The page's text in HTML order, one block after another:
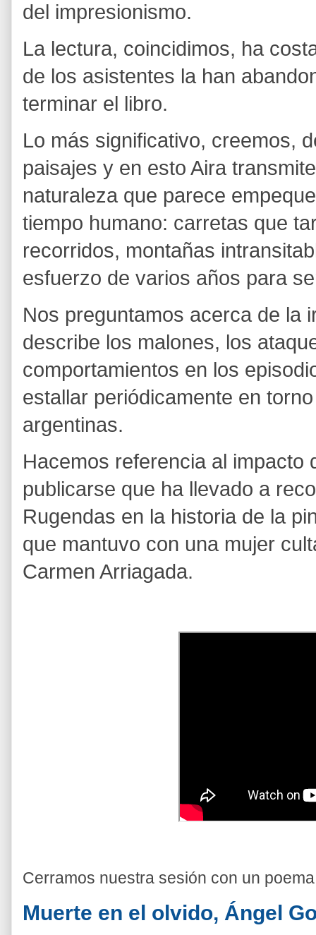
del impresionismo.
La lectura, coincidimos, ha
de los asistentes la han
terminar el libro.
Lo más significativo, creemos,
paisajes y en esto Aira
naturaleza que parece
tiempo humano: carretas que
recorridos, montañas
esfuerzo de varios años para
Nos preguntamos acerca de la
describe los malones, los
comportamientos en los
estallar periódicamente en
argentinas.
Hacemos referencia al impacto
publicarse que ha llevado a
Rugendas en la historia de la
que mantuvo con una mujer
Carmen Arriagada.
Cerramos nuestra sesión con un
Muerte en el olvido, Ángel